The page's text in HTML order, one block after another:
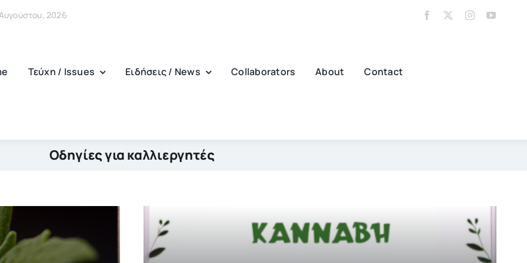
2026
Τεύχη / Issues Ειδήσεις / News Collaborators About Contact
Οδηγίες για καλλιεργητές